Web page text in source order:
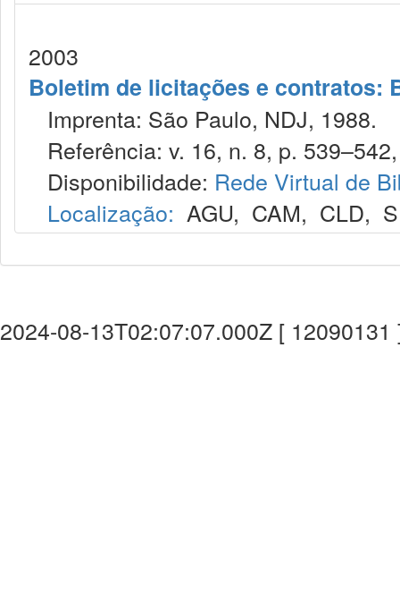
2003
Boletim de licitações e contratos:
Imprenta: São Paulo, NDJ, 1988.
Referência: v. 16, n. 8, p.
Disponibilidade: Rede Virtual de
Localização: AGU, CAM, CLD,
2024-08-13T02:07:07.000Z [ 12090131